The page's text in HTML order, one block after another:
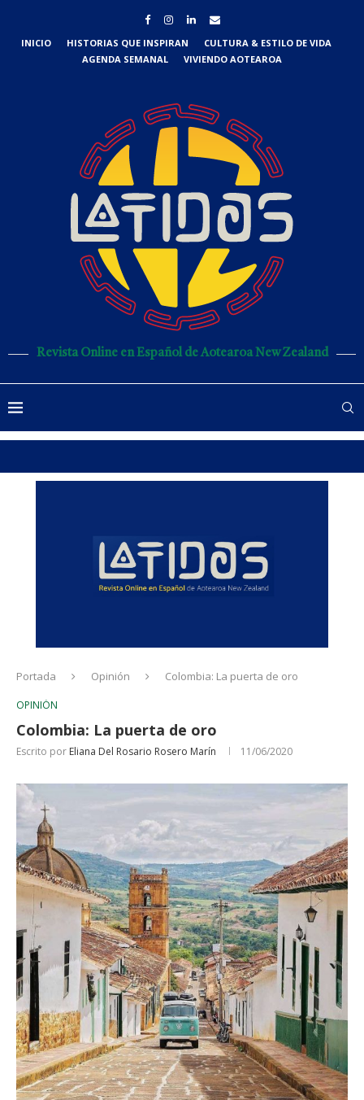
INICIO HISTORIAS QUE INSPIRAN
CULTURA & ESTILO DE VIDA
AGENDA SEMANAL
VIVIENDO AOTEAROA
Revista Online en Español de Aotearoa New Zealand
Portada Opinión Colombia: La puerta de oro
OPINIÓN
Colombia: La puerta de oro
Escrito por Eliana Del Rosario Rosero Marín 11/06/2020